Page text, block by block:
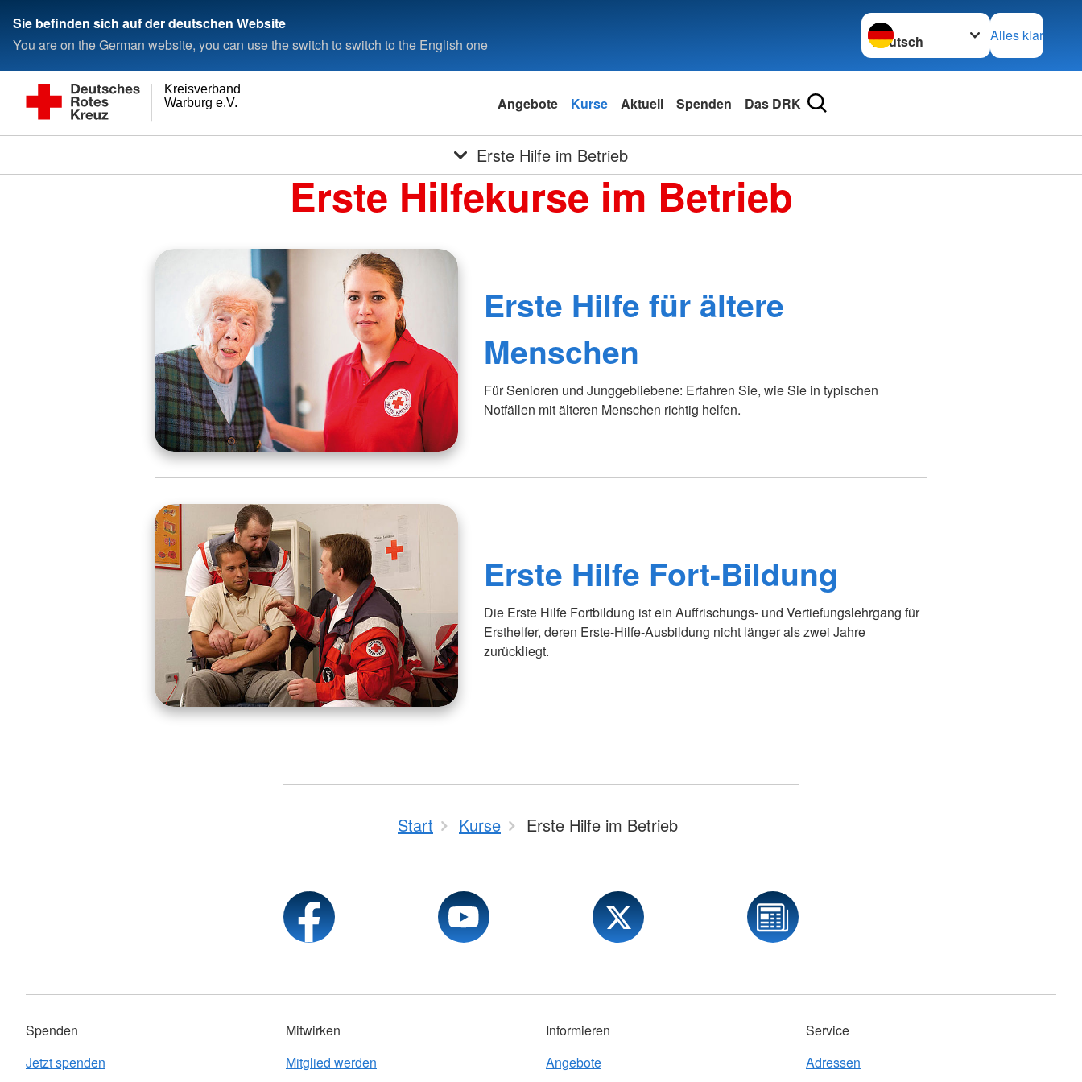
Sie befinden sich auf der deutschen Website
You are on the German website, you can use the switch to switch to the English one
Sprache wechseln zu
Alles klar
Warburg e.V.
Kreisverband
Angebote Kurse Aktuell Spenden Das DRK
Erste Hilfe im Betrieb
Erste Hilfekurse im Betrieb
Erste Hilfe für ältere
Menschen
Für Senioren und Junggebliebene: Erfahren Sie, wie Sie in typischen
Notfällen mit älteren Menschen richtig helfen.
Erste Hilfe Fort-Bildung
Die Erste Hilfe Fortbildung ist ein Auffrischungs- und Vertiefungslehrgang für
Ersthelfer, deren Erste-Hilfe-Ausbildung nicht länger als zwei Jahre
zurückliegt.
Start Kurse Erste Hilfe im Betrieb
Spenden
Jetzt spenden
Mitwirken
Mitglied werden
Informieren
Angebote
Service
Adressen